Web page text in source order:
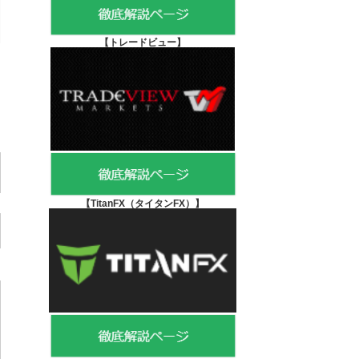
【 トレードビュー】
【TitanFX（タイタンFX） 】